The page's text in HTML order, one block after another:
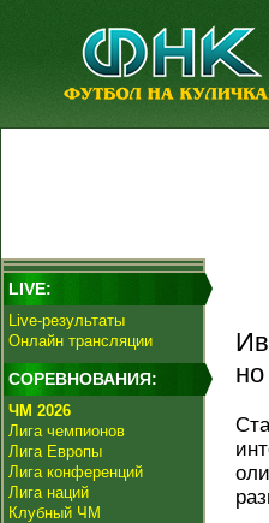
LIVE:
Live-результаты
Онлайн трансляции
СОРЕВНОВАНИЯ:
ЧМ 2026
Лига чемпионов
Лига Европы
Лига конференций
Лига наций
Клубный ЧМ